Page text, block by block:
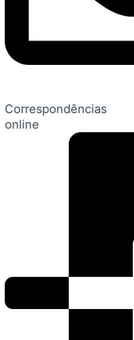
Correspondências
online